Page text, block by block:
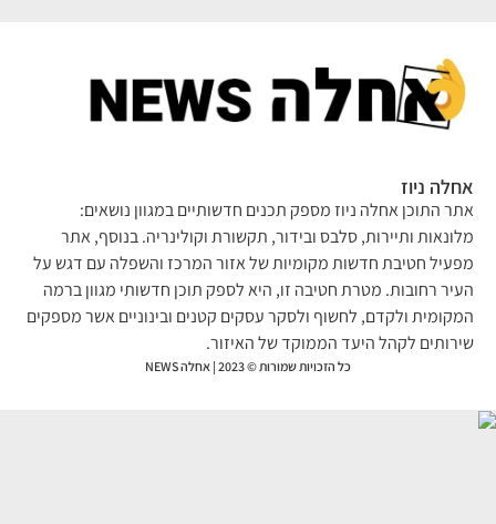
ניוז
התוכן אחלה ניוז מספק תכנים חדשותיים במגוון נושאים:
ותיירות, סלבס ובידור, תקשורת וקולינריה. בנוסף, אתר
חטיבת חדשות מקומיות של אזור המרכז והשפלה עם דגש על
רחובות. מטרת חטיבה זו, היא לספק תוכן חדשותי מגוון ברמה
ולקדם, לחשוף ולסקר עסקים קטנים ובינוניים אשר מספקים
לקהל היעד הממוקד של האיזור.
כל הזכויות שמורות © 2023 | אחלה NEWS